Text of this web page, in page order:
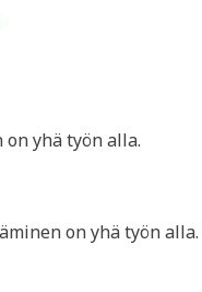
yhä työn alla.
on yhä työn alla.